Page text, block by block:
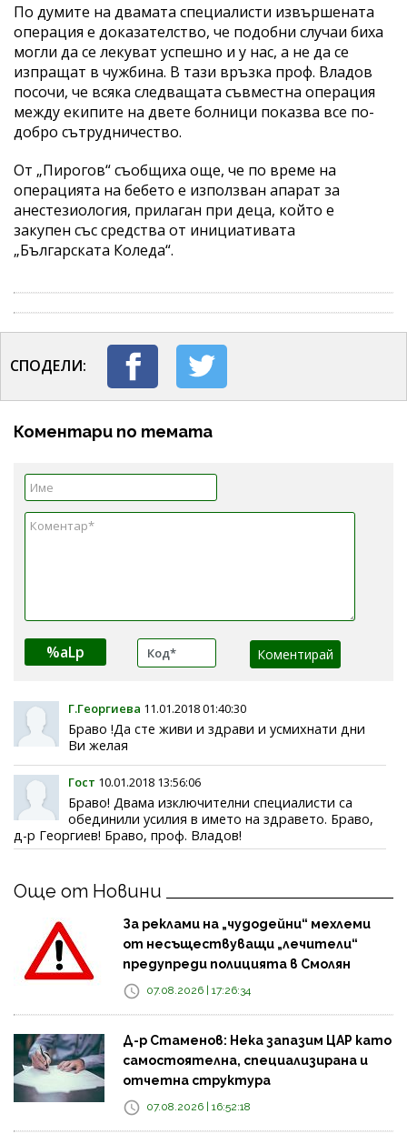
По думите на двамата специалисти извършената
операция е доказателство, че подобни случаи биха
могли да се лекуват успешно и у нас, а не да се
изпращат в чужбина. В тази връзка проф. Владов
посочи, че всяка следващата съвместна операция
между екипите на двете болници показва все по-
добро сътрудничество.
От „Пирогов“ съобщиха още, че по време на
операцията на бебето е използван апарат за
анестезиология, прилаган при деца, който е
закупен със средства от инициативата
„Българската Коледа“.
СПОДЕЛИ:
Коментари по темата
%aLp
Г.Георгиева 11.01.2018 01:40:30
Браво !Да сте живи и здрави и усмихнати дни
Ви желая
Гост 10.01.2018 13:56:06
Браво! Двама изключителни специалисти са
обединили усилия в името на здравето. Браво,
д-р Георгиев! Браво, проф. Владов!
Още от Новини
За реклами на „чудодейни“ мехлеми
от несъществуващи „лечители“
предупреди полицията в Смолян
07.08.2026 | 17:26:34
Д-р Стаменов: Нека запазим ЦАР като
самостоятелна, специализирана и
отчетна структура
07.08.2026 | 16:52:18